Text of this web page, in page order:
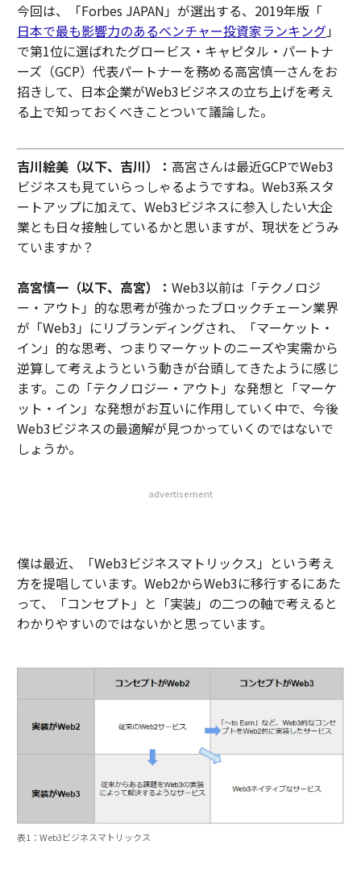
今回は、「Forbes JAPAN」が選出する、2019年版「
日本で最も影響力のあるベンチャー投資家ランキング」
で第1位に選ばれたグロービス・キャピタル・パートナ
ーズ（GCP）代表パートナーを務める高宮慎一さんをお
招きして、日本企業がWeb3ビジネスの立ち上げを考え
る上で知っておくべきことついて議論した。
吉川絵美（以下、吉川）： 高宮さんは最近GCPでWeb3
ビジネスも見ていらっしゃるようですね。Web3系スタ
ートアップに加えて、Web3ビジネスに参入したい大企
業とも日々接触しているかと思いますが、現状をどうみ
ていますか？
高宮慎一（以下、高宮）： Web3以前は「テクノロジ
ー・アウト」的な思考が強かったブロックチェーン業界
が「Web3」にリブランディングされ、「マーケット・
イン」的な思考、つまりマーケットのニーズや実需から
逆算して考えようという動きが台頭してきたように感じ
ます。この「テクノロジー・アウト」な発想と「マーケ
ット・イン」な発想がお互いに作用していく中で、今後
Web3ビジネスの最適解が見つかっていくのではないで
しょうか。
advertisement
僕は最近、「Web3ビジネスマトリックス」という考え
方を提唱しています。Web2からWeb3に移行するにあた
って、「コンセプト」と「実装」の二つの軸で考えると
わかりやすいのではないかと思っています。
表1：Web3ビジネスマトリックス